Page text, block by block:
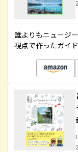
誰よりもニュージ
視点で作ったガイ